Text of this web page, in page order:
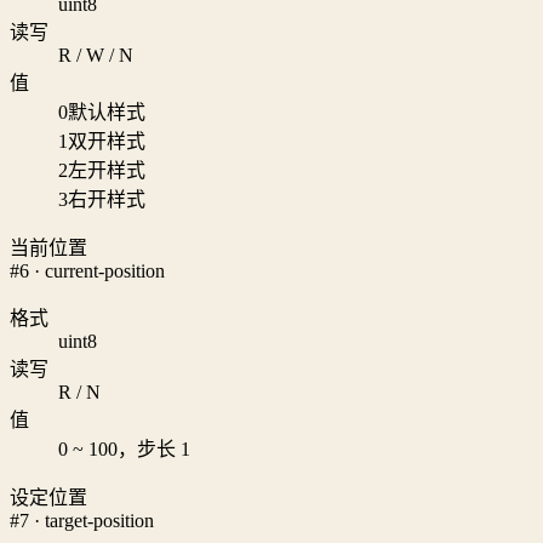
读写
R / W / N
值
0默认样式
1 双开样式
2左开样式
3右开样式
当前位置
#6 · current-position
格式
uint8
读写
R / N
值
0 ~ 100，步长 1
设定位置
#7 · target-position